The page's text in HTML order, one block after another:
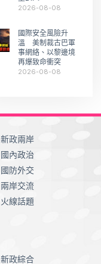
2026-08-08
國際安全風險升
溫 美制裁古巴軍
事網絡、以黎邊境
再爆致命衝突
2026-08-08
新政兩岸
國內政治
國防外交
兩岸交流
火線話題
新政綜合